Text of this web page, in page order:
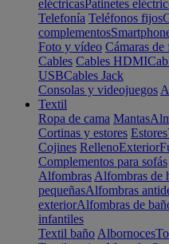
eléctricasPatinetes
Telefonía Teléfonos fijos
complementos
Foto y vídeo Cámaras de
Cables Cables HDMI
USBCables Jack
Consolas y videojuegos
Textil
Ropa de cama Mantas
Cortinas y estores Estores
Cojines RellenoExterior
Complementos para sofás
Alfombras Alfombras de
pequeñasAlfombras
exteriorAlfombras de
infantiles
Textil baño Albornoces